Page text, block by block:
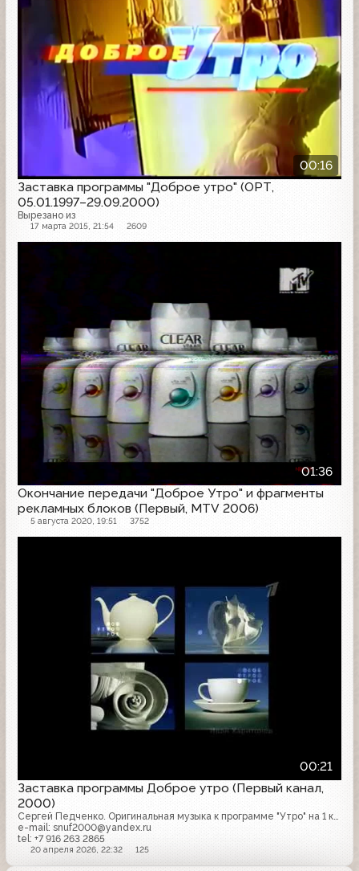
00:16
Заставка программы "Доброе утро" (ОРТ,
05.01.1997–29.09.2000)
Вырезано из
17 марта 2015, 21:54 2609
01:36
Окончание передачи "Доброе Утро" и фрагменты
рекламных блоков (Первый, MTV 2006)
5 августа 2020, 19:51 3752
00:21
Заставка программы Доброе утро (Первый канал,
2000)
e-mail: snuf2000@yandex.ru
tel: +7 916 263 2865
20 апреля 2026, 22:32 125